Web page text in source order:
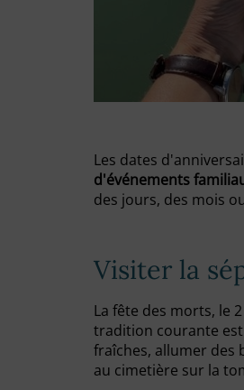
Les dates
d'événements
des jours, des mois
Visiter la
La fête des morts, le
tradition courante
fraîches, allumer des
au cimetière sur la